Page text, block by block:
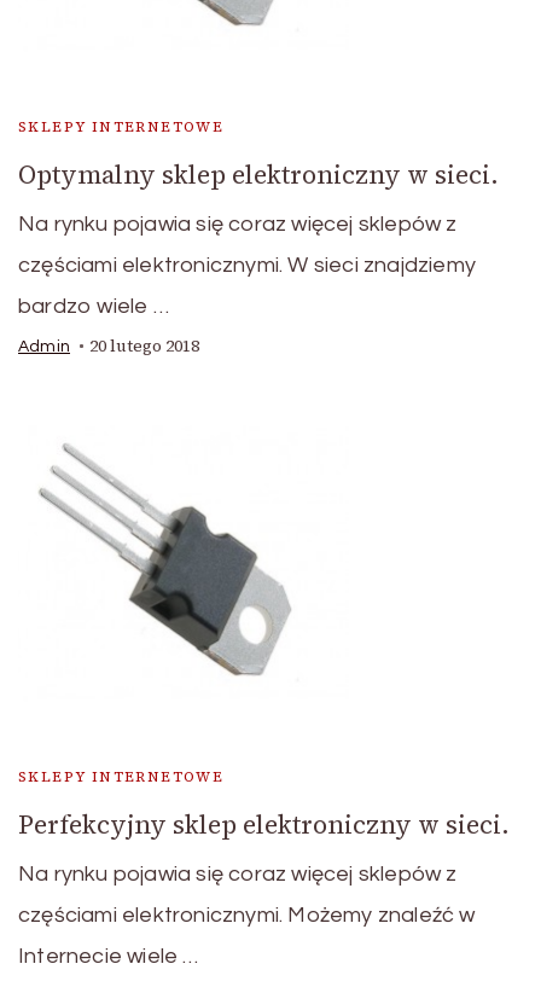
SKLEPY INTERNETOWE
Optymalny sklep elektroniczny w sieci.
Na rynku pojawia się coraz więcej sklepów z
częściami elektronicznymi. W sieci znajdziemy
bardzo wiele …
Admin 20 lutego 2018
SKLEPY INTERNETOWE
Perfekcyjny sklep elektroniczny w sieci.
Na rynku pojawia się coraz więcej sklepów z
częściami elektronicznymi. Możemy znaleźć w
Internecie wiele …